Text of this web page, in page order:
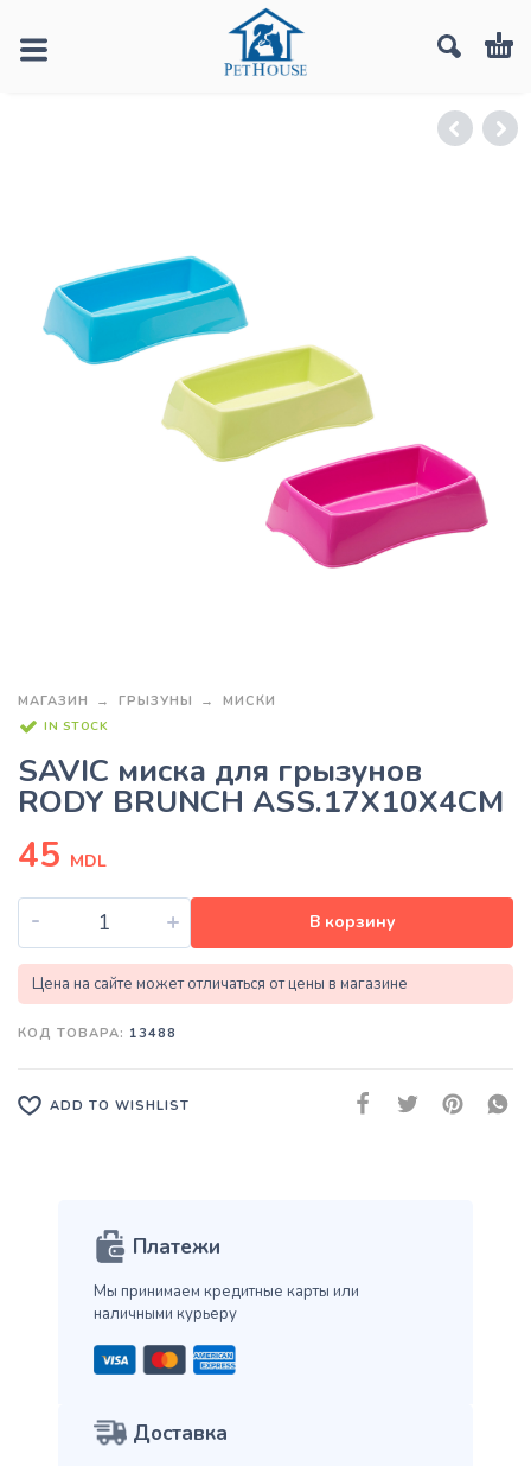
МАГАЗИН ГРЫЗУНЫ МИСКИ
IN STOCK
SAVIC миска для грызунов
RODY BRUNCH ASS.17X10X4CM
45 MDL
- + В корзину
Цена на сайте может отличаться от цены в магазине
КОД ТОВАРА: 13488
ADD TO WISHLIST
Платежи
Мы принимаем кредитные карты или
наличными курьеру
Доставка